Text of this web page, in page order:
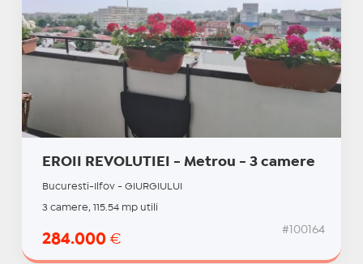
EROII REVOLUTIEI - Metrou - 3 camere
Bucuresti-Ilfov - GIURGIULUI
3 camere, 115.54 mp utili
284.000 €
#100164